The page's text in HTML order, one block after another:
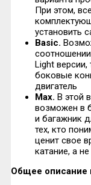
При этом,
установить
Basic.
Light версии,
боковые
двигатель
Max. В этой
возможен в
и багажник
тех, кто
ценит свое
катание, а
Общее описание